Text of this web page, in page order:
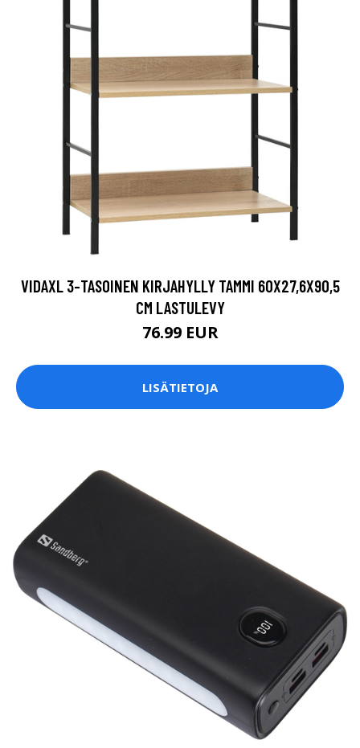
VIDAXL 3-TASOINEN KIRJAHYLLY TAMMI 60X27,6X90,5
CM LASTULEVY
76.99 EUR
LISÄTIETOJA